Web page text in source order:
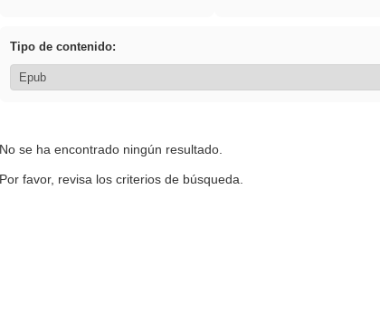
Tipo de contenido:
No se ha encontrado ningún resultado.
Por favor, revisa los criterios de búsqueda.